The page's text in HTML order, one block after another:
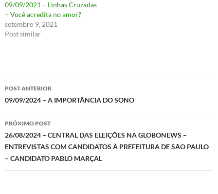
09/09/2021 – Linhas Cruzadas
– Você acredita no amor?
setembro 9, 2021
Post similar
Navegação
de
posts
POST ANTERIOR
09/09/2024 – A IMPORTÂNCIA DO SONO
PRÓXIMO POST
26/08/2024 – CENTRAL DAS ELEIÇÕES NA GLOBONEWS –
ENTREVISTAS COM CANDIDATOS À PREFEITURA DE SÃO PAULO
– CANDIDATO PABLO MARÇAL